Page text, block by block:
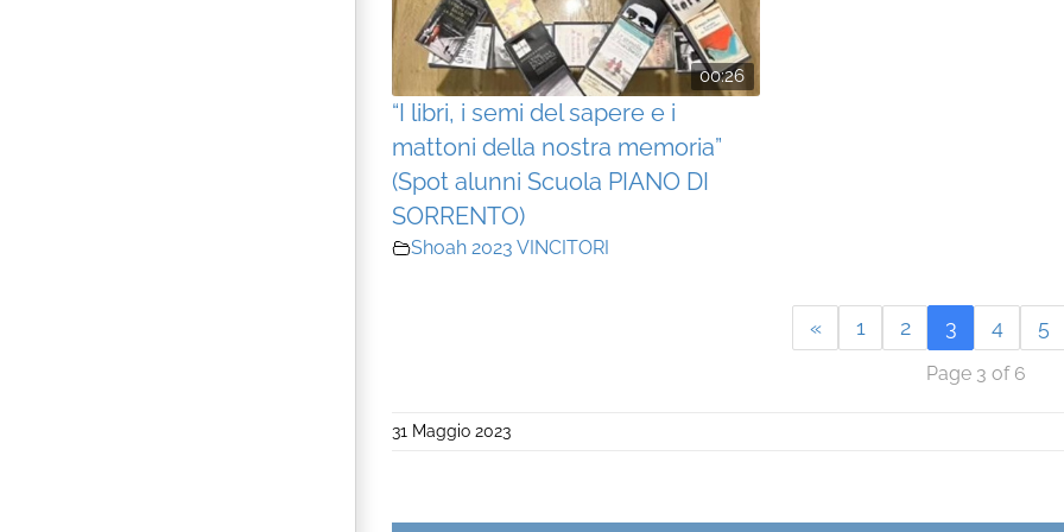
00:26
“I libri, i semi del sapere e i
mattoni della nostra memoria”
(Spot alunni Scuola PIANO DI
SORRENTO)
Shoah 2023 VINCITORI
« 1 2 3 4 5
Page 3 of 6
31 Maggio 2023